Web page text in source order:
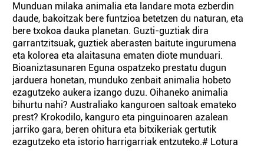
Munduan milaka animalia eta landare mota ezberdin
daude, bakoitzak bere funtzioa betetzen du naturan, eta
bere txokoa dauka planetan. Guzti-guztiak dira
garrantzitsuak, guztiek aberasten baitute ingurumena
eta kolorea eta alaitasuna ematen diote munduari.
Bioaniztasunaren Eguna ospatzeko prestatu dugun
jarduera honetan, munduko zenbait animalia hobeto
ezagutzeko aukera izango duzu. Oihaneko animalia
bihurtu nahi? Australiako kanguroen saltoak emateko
prest? Krokodilo, kanguro eta pinguinoaren azalean
jarriko gara, beren ohitura eta bitxikeriak gertutik
ezagutzeko eta istorio harrigarriak entzuteko.# Lotura